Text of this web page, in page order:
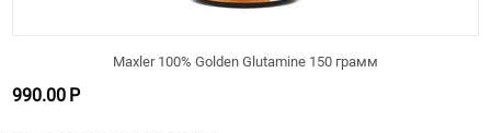
Maxler 100% Golden Glutamine 150 грамм
990.00 Р